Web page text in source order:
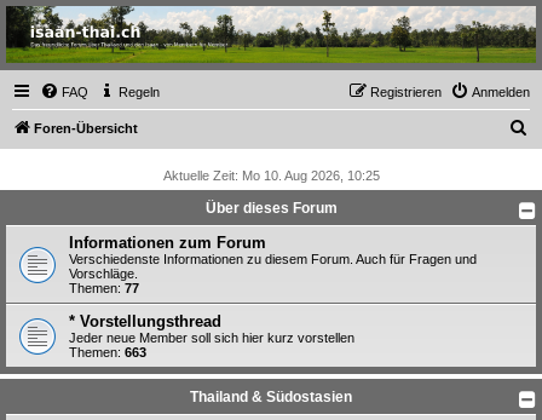
Thailand & Isaan Forum
- isaan-thai.ch
Das freundliche Forum über Thailand und den Isaan - von Membern für Member
FAQ Regeln Anmelden
Registrieren
Foren-Übersicht
h
Aktuelle Zeit: Mo 10. Aug 2026, 10:25
Über dieses Forum
Informationen zum Forum
Verschiedenste Informationen zu diesem Forum. Auch für Fragen und
Vorschläge.
Themen: 77
* Vorstellungsthread
Jeder neue Member soll sich hier kurz vorstellen
Themen: 663
Thailand & Südostasien